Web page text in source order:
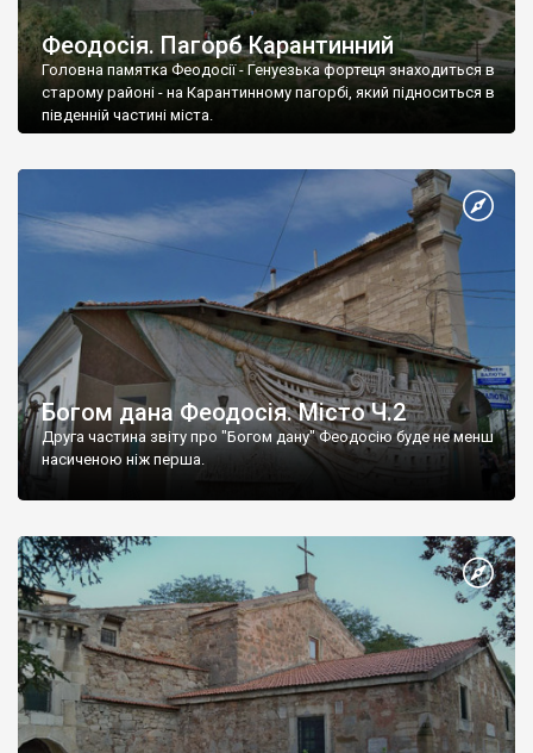
Феодосія. Пагорб Карантинний
Головна памятка Феодосії - Генуезька фортеця знаходиться в
старому районі - на Карантинному пагорбі, який підноситься в
південній частині міста.
Богом дана Феодосія. Місто Ч.2
Друга частина звіту про "Богом дану" Феодосію буде не менш
насиченою ніж перша.